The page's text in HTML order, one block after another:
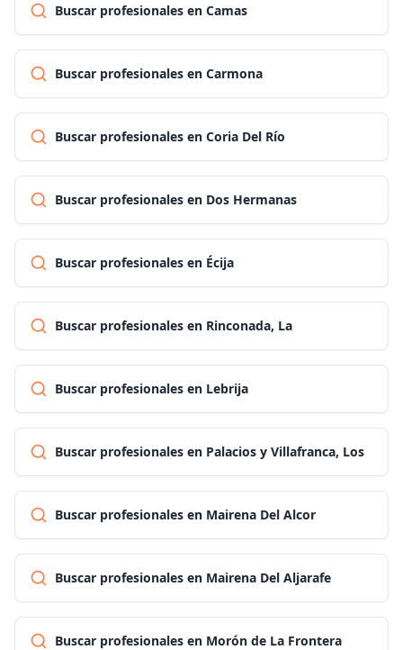
Buscar profesionales en Camas
Buscar profesionales en Carmona
Buscar profesionales en Coria Del Río
Buscar profesionales en Dos Hermanas
Buscar profesionales en Écija
Buscar profesionales en Rinconada, La
Buscar profesionales en Lebrija
Buscar profesionales en Palacios y Villafranca, Los
Buscar profesionales en Mairena Del Alcor
Buscar profesionales en Mairena Del Aljarafe
Buscar profesionales en Morón de La Frontera